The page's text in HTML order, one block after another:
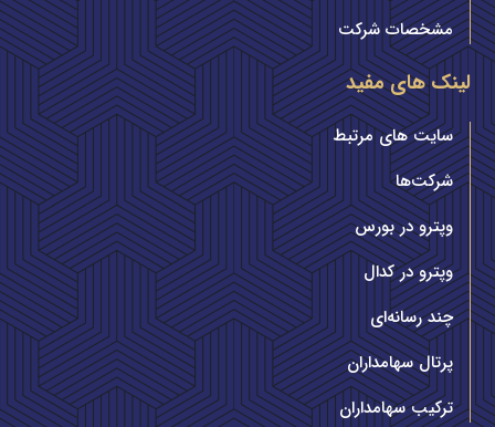
مشخصات شرکت
لینک های مفید
سایت های مرتبط
شرکت‌ها
وپترو در بورس
وپترو در کدال
چند رسانه‌ای
پرتال سهامداران
ترکیب سهامداران